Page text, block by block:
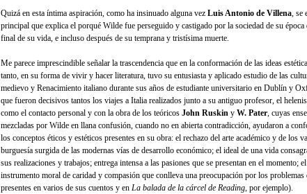
Quizá en esta íntima aspiración, como ha insinuado alguna vez Luis Antonio de Villena, se
principal que explica el porqué Wilde fue perseguido y castigado por la sociedad de su época
final de su vida, e incluso después de su temprana y tristísima muerte.
Me parece imprescindible señalar la trascendencia que en la conformación de las ideas
tanto, en su forma de vivir y hacer literatura, tuvo su entusiasta y aplicado estudio de las
medievo y Renacimiento italiano durante sus años de estudiante universitario en Dublín y
que fueron decisivos tantos los viajes a Italia realizados junto a su antiguo profesor, el
como el contacto personal y con la obra de los teóricos John Ruskin y W. Pater, cuyas
mezcladas por Wilde en llana confusión, cuando no en abierta contradicción, ayudaron a
los conceptos éticos y estéticos presentes en su obra: el rechazo del arte académico y de los
burguesía surgida de las modernas vías de desarrollo económico; el ideal de una vida
sus realizaciones y trabajos; entrega intensa a las pasiones que se presentan en el momento;
instrumento moral de caridad y compasión que conlleva una preocupación por los problemas
presentes en varios de sus cuentos y en La balada de la cárcel de Reading, por ejemplo).